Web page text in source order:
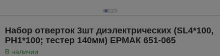
Набор отверток 3шт диэлектрических (SL4*100,
PH1*100; тестер 140мм) ЕРМАК 651-065
В наличии